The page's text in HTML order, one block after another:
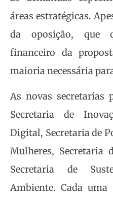
áreas estratégicas.
da oposição, que
financeiro da
maioria necessária
As novas secretarias
Secretaria de
Digital, Secretaria de
Mulheres, Secretaria
Secretaria de
Ambiente. Cada uma